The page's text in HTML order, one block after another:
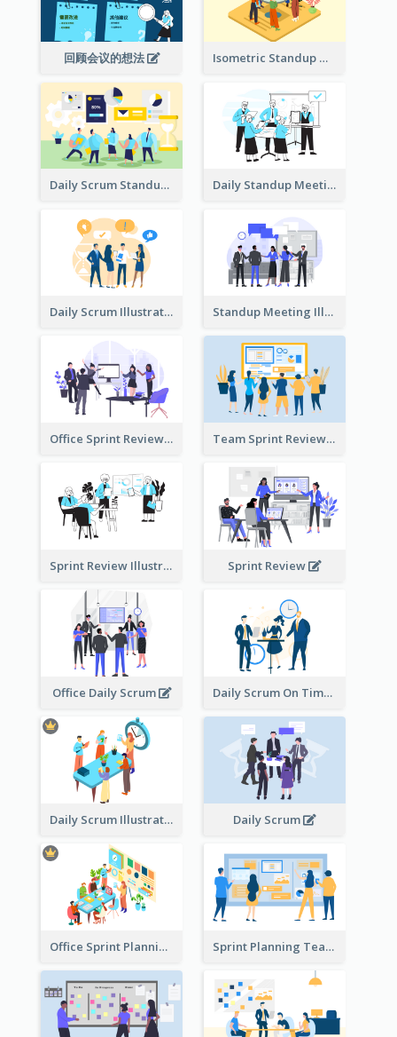
回顾会议的想法 Isometric Standup Meeting Illustration
Daily Scrum Standup Meeting Illustration Daily Standup Meeting Illustration
Daily Scrum Illustration Standup Meeting Illustration
Office Sprint Review Team Sprint Review
Sprint Review Illustration Sprint Review
Office Daily Scrum Daily Scrum On Time
Daily Scrum Illustration Daily Scrum
Office Sprint Planning Sprint Planning Team